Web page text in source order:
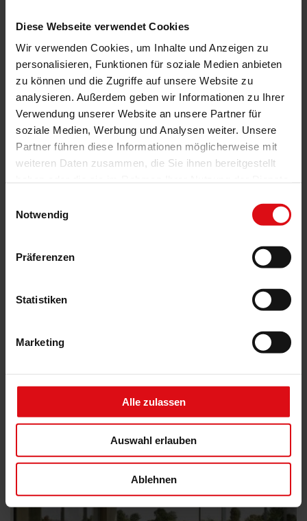
Diese Webseite verwendet Cookies
Wir verwenden Cookies, um Inhalte und Anzeigen zu
personalisieren, Funktionen für soziale Medien anbieten
zu können und die Zugriffe auf unsere Website zu
analysieren. Außerdem geben wir Informationen zu Ihrer
Verwendung unserer Website an unsere Partner für
soziale Medien, Werbung und Analysen weiter. Unsere
Partner führen diese Informationen möglicherweise mit
weiteren Daten zusammen, die Sie ihnen bereitgestellt
Notwendig
Präferenzen
Statistiken
Marketing
Alle zulassen
Auswahl erlauben
Ablehnen